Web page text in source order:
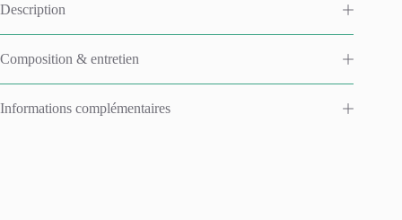
Description
Composition & entretien
Informations complémentaires